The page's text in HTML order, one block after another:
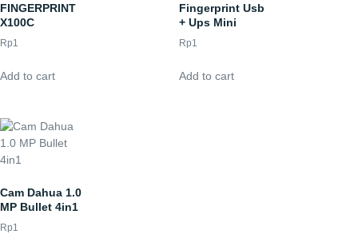
FINGERPRINT
X100C
Rp1
Add to cart
Fingerprint Usb
+ Ups Mini
Rp1
Add to cart
Cam Dahua 1.0
MP Bullet 4in1
Rp1